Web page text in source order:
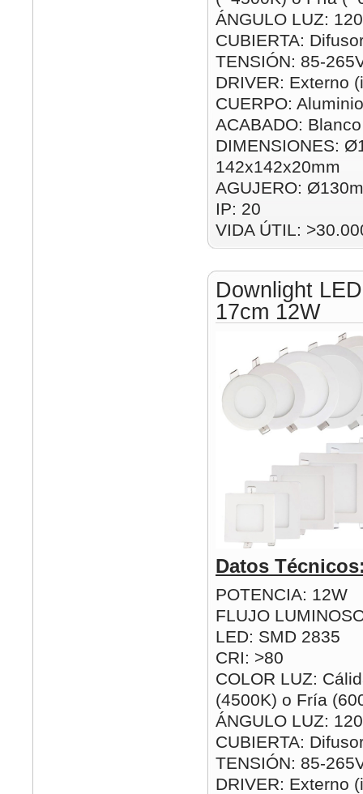
ÁNGULO LUZ:
CUBIERTA:
TENSIÓN: 85-
DRIVER: Externo
CUERPO: Aluminio
ACABADO: Blanco
DIMENSIONES:
142x142x20mm
AGUJERO:
IP: 20
VIDA ÚTIL:
Downlight
17cm 12W
Datos
POTENCIA: 12W
FLUJO
LED: SMD 2835
CRI: >80
COLOR LUZ:
(4500K) o Fría
ÁNGULO LUZ:
CUBIERTA:
TENSIÓN: 85-
DRIVER: Externo